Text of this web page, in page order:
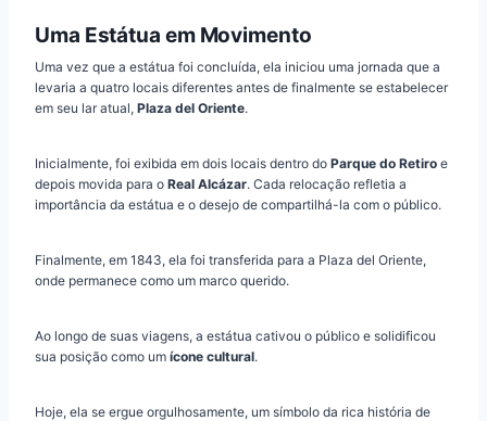
Uma Estátua em Movimento
Uma vez que a estátua foi concluída, ela iniciou uma jornada que a
levaria a quatro locais diferentes antes de finalmente se estabelecer
em seu lar atual, Plaza del Oriente.
Inicialmente, foi exibida em dois locais dentro do Parque do Retiro e
depois movida para o Real Alcázar. Cada relocação refletia a
importância da estátua e o desejo de compartilhá-la com o público.
Finalmente, em 1843, ela foi transferida para a Plaza del Oriente,
onde permanece como um marco querido.
Ao longo de suas viagens, a estátua cativou o público e solidificou
sua posição como um ícone cultural.
Hoje, ela se ergue orgulhosamente, um símbolo da rica história de